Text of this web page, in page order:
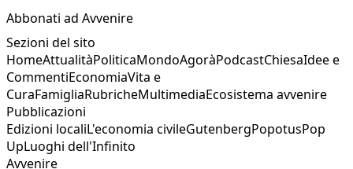
Abbonati ad Avvenire
Sezioni del sito
HomeAttualitàPoliticaMondoAgoràPodcastChiesaIdee e
CommentiEconomiaVita e
CuraFamigliaRubricheMultimediaEcosistema avvenire
Pubblicazioni
Edizioni localiL'economia civileGutenbergPopotusPop
UpLuoghi dell'Infinito
Avvenire